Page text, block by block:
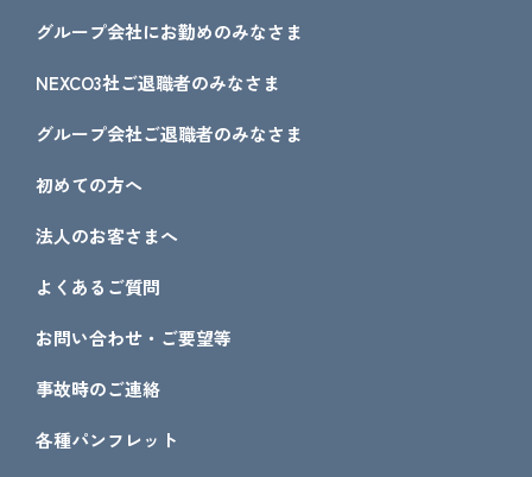
グループ会社にお勤めのみなさま
NEXCO3社ご退職者のみなさま
グループ会社ご退職者のみなさま
初めての方へ
法人のお客さまへ
よくあるご質問
お問い合わせ・ご要望等
事故時のご連絡
各種パンフレット